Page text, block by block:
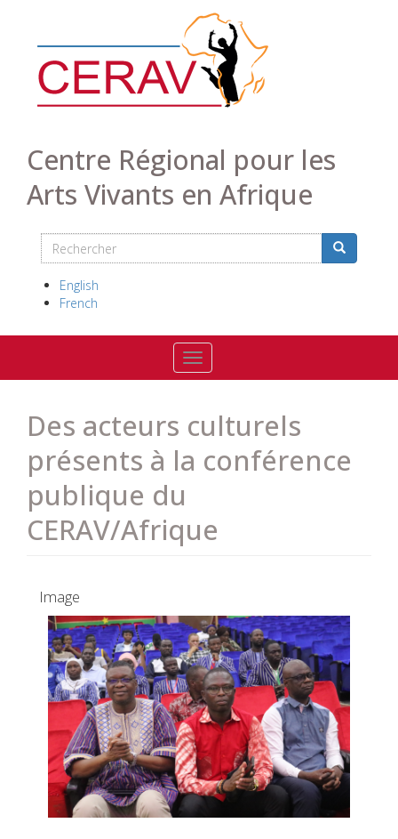
contenu
principal
Centre Régional pour les
Arts Vivants en Afrique
Search
Rechercher Rechercher
English
French
Toggle navigation
Des acteurs culturels
présents à la conférence
publique du
CERAV/Afrique
Image